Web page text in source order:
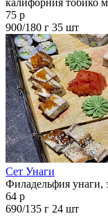
75 р
900/180 г 35 шт
Сет Унаги
Филадельфия унаги,
64 р
690/135 г 24 шт